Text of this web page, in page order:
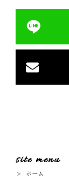
site menu
ホーム